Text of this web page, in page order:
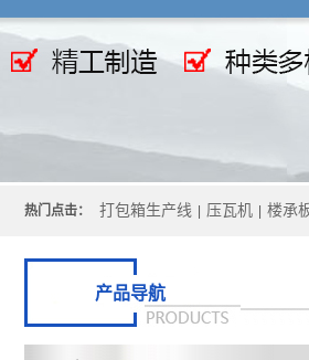
热门点击： 打包箱生产线 压瓦机 楼承
产品导航